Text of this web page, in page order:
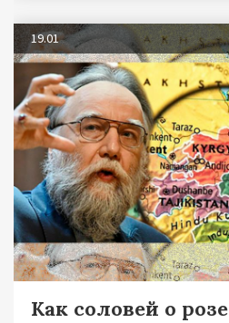
19.01
Как соловей о розе